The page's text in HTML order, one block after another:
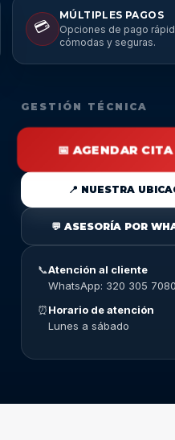
💳
MÚLTIPLES PAGOS
Opciones de pago
cómodas y seguras.
GESTIÓN TÉCNICA
📅 AGENDAR
📍 NUESTRA
💬 ASESORÍA POR
📞Atención al cliente
WhatsApp: 320 305 7080
⏰Horario de atención
Lunes a sábado